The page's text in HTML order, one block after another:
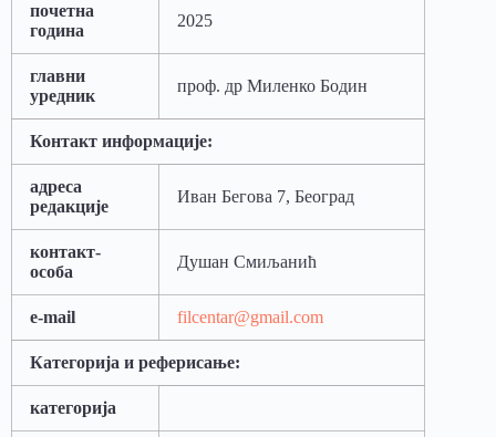
почетна
година
2025
главни
уредник
проф. др Миленко Бодин
Контакт информације:
адреса
редакције
Иван Бегова 7, Београд
контакт-
особа
Душан Смиљанић
e-mail filcentar@gmail.com
Категорија и реферисање:
категорија